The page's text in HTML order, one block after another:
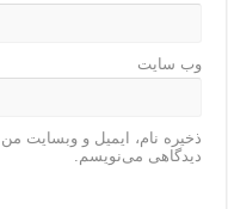
وب‌ سایت
ذخیره نام، ایمیل و وبسایت
دیدگاهی می‌نویسم.